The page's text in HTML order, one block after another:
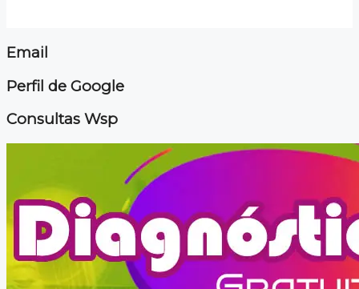
Email
Perfil de Google
Consultas Wsp